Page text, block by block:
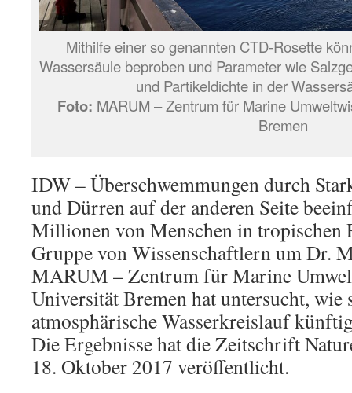
Mithilfe einer so genannten CTD-Rosette
Wassersäule beproben und Parameter wie
und Partikeldichte in der
Foto: MARUM – Zentrum für Marine
Bremen
IDW – Überschwemmungen durch
und Dürren auf der anderen Seite
Millionen von Menschen in tropischen
Gruppe von Wissenschaftlern um Dr.
MARUM – Zentrum für Marine
Universität Bremen hat untersucht, wie
atmosphärische Wasserkreislauf
Die Ergebnisse hat die Zeitschrift
18. Oktober 2017 veröffentlicht.